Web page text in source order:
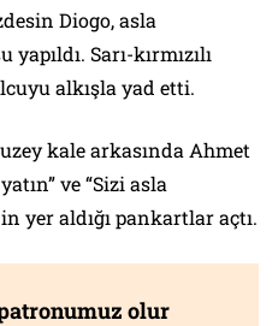
Diogo, asla
Sarı-kırmızılı
alkışla yad etti.
kale arkasında Ahmet
ve “Sizi asla
yer aldığı pankartlar açtı.
olur